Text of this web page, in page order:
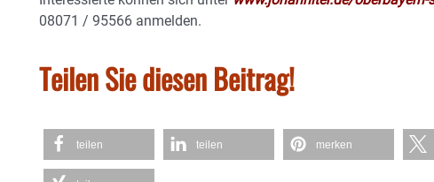
08071 / 95566 anmelden.
Teilen Sie diesen Beitrag!
teilen teilen merken